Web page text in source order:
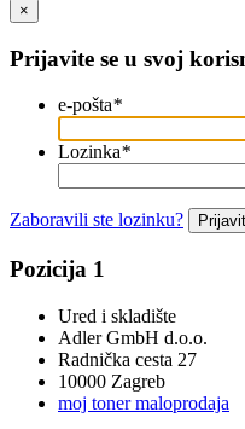
×
Prijavite se u svoj
e-pošta*
Lozinka*
Zaboravili ste lozinku?
Pozicija 1
Ured i skladište
Adler GmbH d.o.o.
Radnička cesta 27
10000 Zagreb
moj toner maloprodaja